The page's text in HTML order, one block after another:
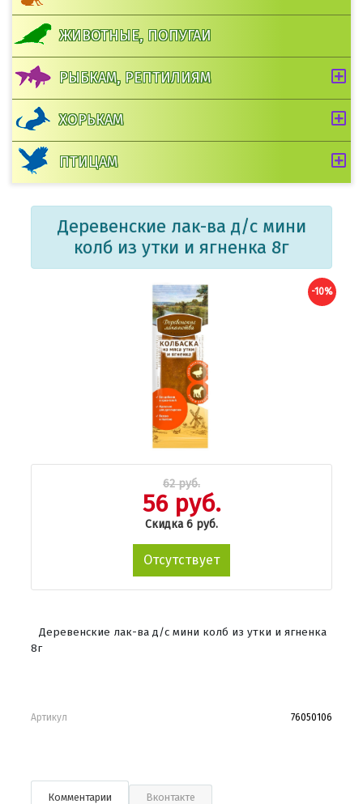
ЖИВОТНЫЕ, ПОПУГАИ
РЫБКАМ, РЕПТИЛИЯМ
ХОРЬКАМ
ПТИЦАМ
Деревенские лак-ва д/с мини
колб из утки и ягненка 8г
-10%
62 руб.
56 руб.
Скидка 6 руб.
Отсутствует
Деревенские лак-ва д/с мини колб из утки и ягненка
8г
Артикул 76050106
Комментарии Вконтакте